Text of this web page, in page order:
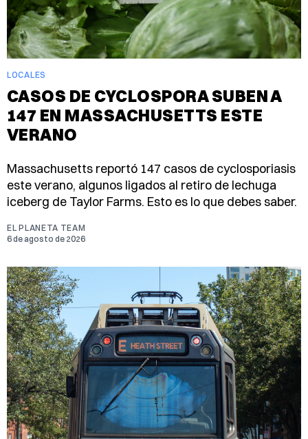
LOCALES
CASOS DE CYCLOSPORA SUBEN A
147 EN MASSACHUSETTS ESTE
VERANO
Massachusetts reportó 147 casos de cyclosporiasis
este verano, algunos ligados al retiro de lechuga
iceberg de Taylor Farms. Esto es lo que debes saber.
EL PLANETA TEAM
6 de agosto de 2026